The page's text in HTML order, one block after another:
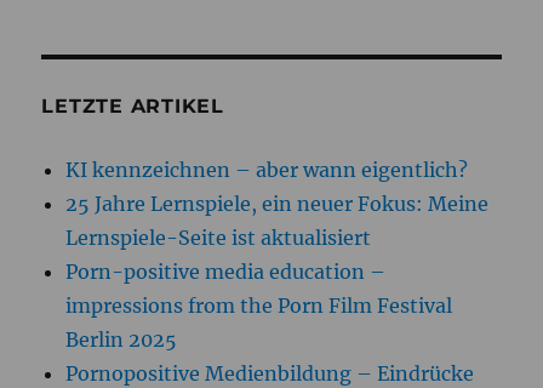
LETZTE ARTIKEL
KI kennzeichnen – aber wann eigentlich?
25 Jahre Lernspiele, ein neuer Fokus: Meine
Lernspiele-Seite ist aktualisiert
Porn-positive media education –
impressions from the Porn Film Festival
Berlin 2025
Pornopositive Medienbildung – Eindrücke